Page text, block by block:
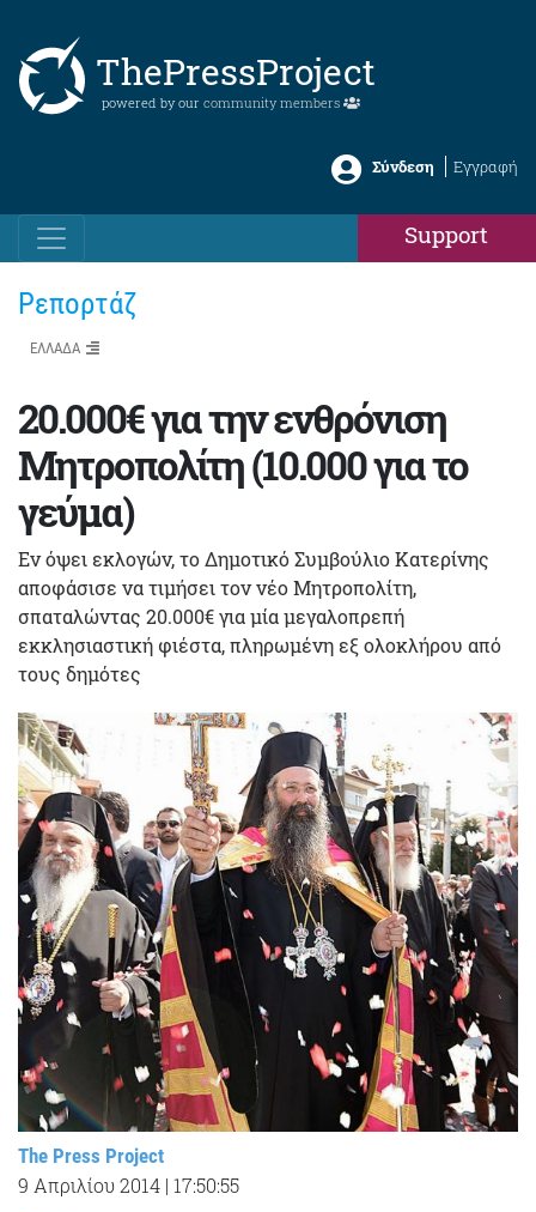
ThePressProject
powered by our community members
Σύνδεση Εγγραφή
Support
Ρεπορτάζ
ΕΛΛΑΔΑ
20.000€ για την ενθρόνιση
Μητροπολίτη (10.000 για το
γεύμα)
Εν όψει εκλογών, το Δημοτικό Συμβούλιο Κατερίνης
αποφάσισε να τιμήσει τον νέο Μητροπολίτη,
σπαταλώντας 20.000€ για μία μεγαλοπρεπή
εκκλησιαστική φιέστα, πληρωμένη εξ ολοκλήρου από
τους δημότες
The Press Project
9 Απριλίου 2014 | 17:50:55